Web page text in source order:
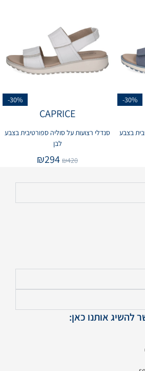
-30%
בצבע
-30%
CAPRICE
סנדלי רצועות על סוליה ספורטיבית בצבע
לבן
₪420
₪294
להשיג אותנו כאן: